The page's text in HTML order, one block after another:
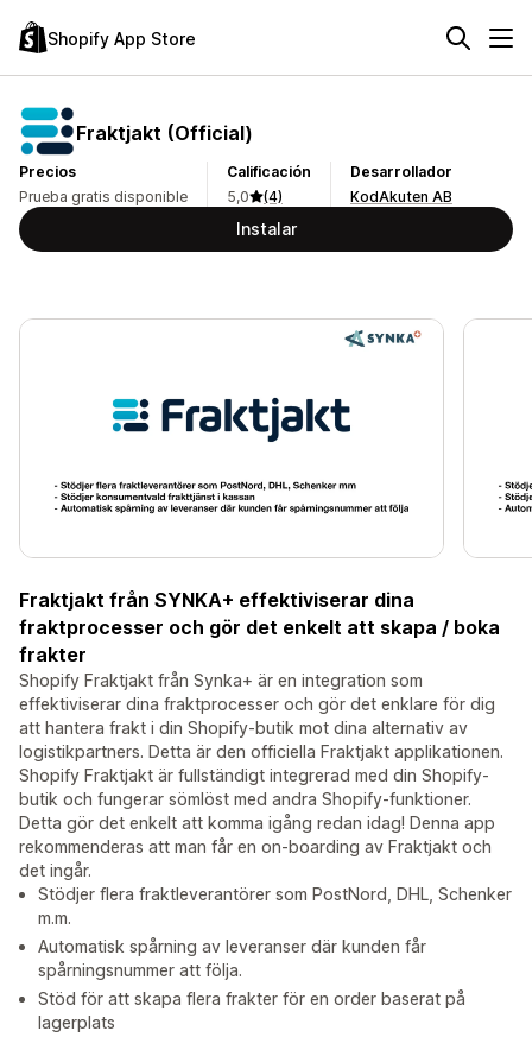
Shopify App Store
Fraktjakt (Official)
Precios
Prueba gratis disponible
Calificación
5,0
(4)
Desarrollador
KodAkuten AB
Instalar
Fraktjakt från SYNKA+ effektiviserar dina
fraktprocesser och gör det enkelt att skapa / boka
frakter
Shopify Fraktjakt från Synka+ är en integration som
effektiviserar dina fraktprocesser och gör det enklare för dig
att hantera frakt i din Shopify-butik mot dina alternativ av
logistikpartners. Detta är den officiella Fraktjakt applikationen.
Shopify Fraktjakt är fullständigt integrerad med din Shopify-
butik och fungerar sömlöst med andra Shopify-funktioner.
Detta gör det enkelt att komma igång redan idag! Denna app
rekommenderas att man får en on-boarding av Fraktjakt och
det ingår.
Stödjer flera fraktleverantörer som PostNord, DHL, Schenker
m.m.
Automatisk spårning av leveranser där kunden får
spårningsnummer att följa.
Stöd för att skapa flera frakter för en order baserat på
lagerplats